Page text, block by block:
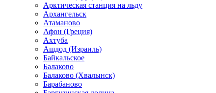
Арктическая станция на льду
Архангельск
Атаманово
Афон (Греция)
Ахтуба
Ашдод (Израиль)
Байкальское
Балаково
Балаково (Хвалынск)
Барабаново